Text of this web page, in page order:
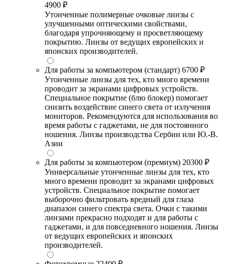
4900 ₽
Утонченные полимерные очковые линзы с
улучшенными оптическими свойствами,
благодаря упрочняющему и просветляющему
покрытию. Линзы от ведущих европейских и
японских производителей.
Для работы за компьютером (стандарт) 6700 ₽
Утонченные линзы для тех, кто много времени
проводит за экранами цифровых устройств.
Специальное покрытие (блю блокер) помогает
снизить воздействие синего света от излучения
мониторов. Рекомендуются для использования во
время работы с гаджетами, не для постоянного
ношения. Линзы производства Сербии или Ю.-В.
Азии
Для работы за компьютером (премиум) 20300 ₽
Универсальные утонченные линзы для тех, кто
много времени проводит за экранами цифровых
устройств. Специальное покрытие помогает
выборочно фильтровать вредный для глаза
диапазон синего спектра света. Очки с такими
линзами прекрасно подходят и для работы с
гаджетами, и для повседневного ношения. Линзы
от ведущих европейских и японских
производителей.